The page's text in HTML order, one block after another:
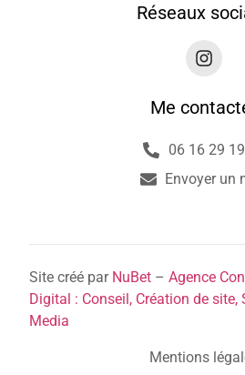
Réseaux
Me
06 16 29
Envoyer un
Site créé par NuBet – Agence
Digital : Conseil, Création de site,
Media
Mentions